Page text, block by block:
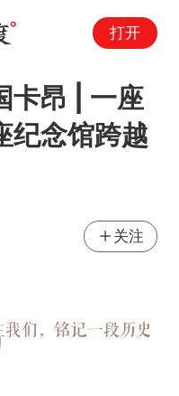
打开
卡昂 | 一座
纪念馆跨越
关注